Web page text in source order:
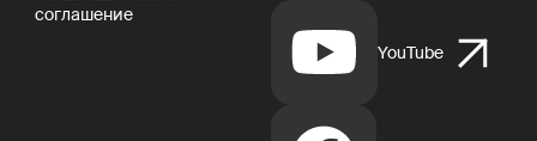
соглашение
YouTube